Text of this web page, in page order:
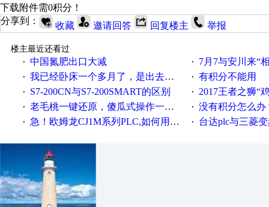
下载附件需0积分！
分享到：
收藏 邀请回答 回复楼主 举报
楼主最近还看过
· 中国氮肥出口大减 · 7月7与安川来“
· 我已经卧床一个多月了，是出去安装机械手在高速遭遇车祸所致:大家工作都要特别注意啊 · 有积分不能用
· S7-200CN与S7-200SMART的区别 · 2017王者之狮“鸡”情签到
· 老毛桃一键还原，傻瓜式操作一键轻松备份还原；程序为向导式安装，一键即可实现自动备份或还原系统。 · 没有积分怎么办
· 急！欧姆龙CJ1M系列PLC,如何用时间控制变频器。要求时间在组态王中可以自由输入！拜托各位大神了！ · 台达plc与三菱